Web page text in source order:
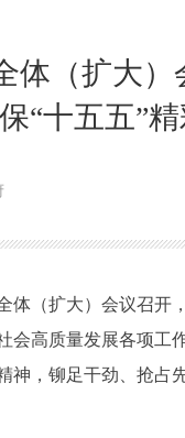
体（扩大
“十五五”
（扩大）会议召开
会高质量发展各项工
，铆足干劲、抢占